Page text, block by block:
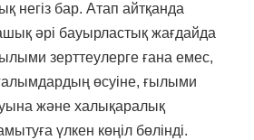
негіз бар. Атап айтқанда
ашық әрі бауырластық жағдайда
зерттеулерге ғана емес,
өсуіне, ғылыми
және халықаралық
үлкен көңіл бөлінді.